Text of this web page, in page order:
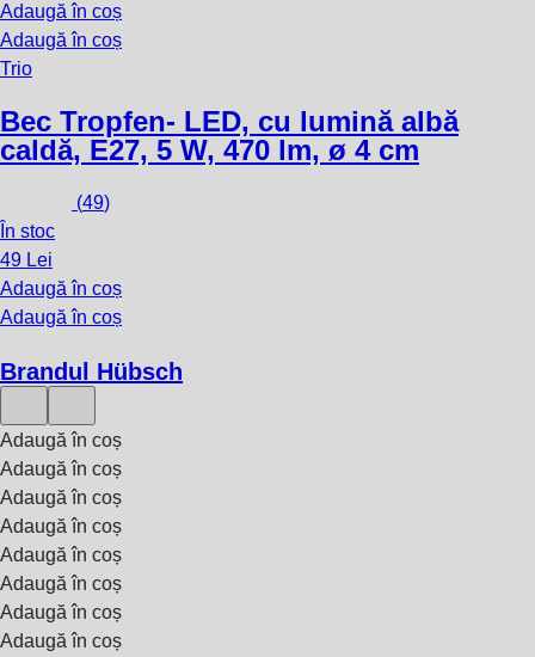
Adaugă în coș
Adaugă în coș
Trio
Bec Tropfen- LED, cu lumină albă
caldă, E27, 5 W, 470 lm, ø 4 cm
(49)
În stoc
49 Lei
Adaugă în coș
Adaugă în coș
Brandul Hübsch
Adaugă în coș
Adaugă în coș
Adaugă în coș
Adaugă în coș
Adaugă în coș
Adaugă în coș
Adaugă în coș
Adaugă în coș